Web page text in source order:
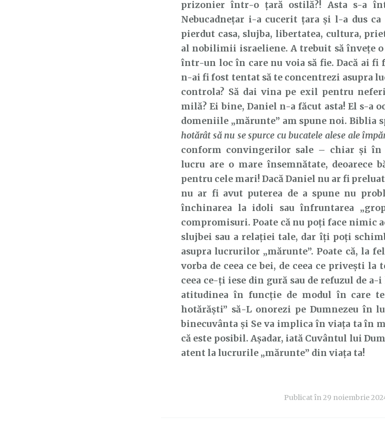
prizonier într-o țară ostilă?! Asta s-a
Nebucadnețar i-a cucerit țara și l-a dus
pierdut casa, slujba, libertatea, cultura,
al nobilimii israeliene. A trebuit să învețe
într-un loc în care nu voia să fie. Dacă ai fi
n-ai fi fost tentat să te concentrezi asupra
controla? Să dai vina pe exil pentru
milă? Ei bine, Daniel n-a făcut asta! El s-a
domeniile „mărunte” am spune noi. Biblia
hotărât să nu se spurce cu bucatele alese ale
conform convingerilor sale – chiar și în
lucru are o mare însemnătate, deoarece
pentru cele mari! Dacă Daniel nu ar fi
nu ar fi avut puterea de a spune nu
închinarea la idoli sau înfruntarea
compromisuri. Poate că nu poți face nimic
slujbei sau a relației tale, dar îți poți
asupra lucrurilor „mărunte”. Poate că, la
vorba de ceea ce bei, de ceea ce privești
ceea ce-ți iese din gură sau de refuzul de
atitudinea în funcție de modul în care
hotărăști” să-L onorezi pe Dumnezeu în
binecuvânta și Se va implica în viața ta în
că este posibil. Așadar, iată Cuvântul lui
atent la lucrurile „mărunte” din viața ta!
Publicat în29 noiembrie